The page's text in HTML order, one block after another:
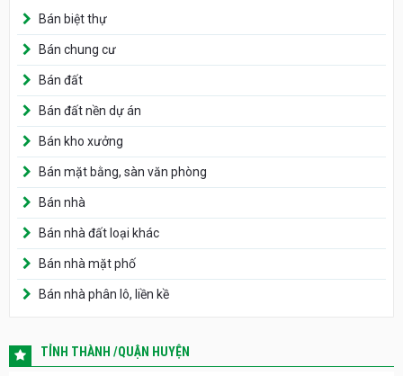
Bán biệt thự
Bán chung cư
Bán đất
Bán đất nền dự án
Bán kho xưởng
Bán mặt bằng, sàn văn phòng
Bán nhà
Bán nhà đất loại khác
Bán nhà mặt phố
Bán nhà phân lô, liền kề
TỈNH THÀNH /QUẬN HUYỆN